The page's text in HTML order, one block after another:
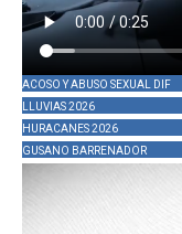
ACOSO Y ABUSO SEXUAL DIF
LLUVIAS 2026
HURACANES 2026
GUSANO BARRENADOR